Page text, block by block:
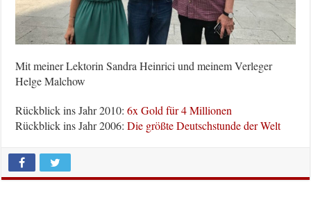
Mit meiner Lektorin Sandra Heinrici und meinem Verleger
Helge Malchow
Rückblick ins Jahr 2010:6x Gold für 4 Millionen
Rückblick ins Jahr 2006:Die größte Deutschstunde der Welt